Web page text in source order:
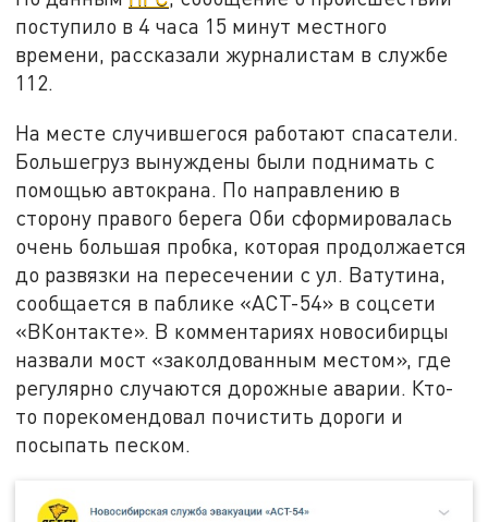
поступило в 4 часа 15 минут местного
времени, рассказали журналистам в службе
112.
На месте случившегося работают спасатели.
Большегруз вынуждены были поднимать с
помощью автокрана. По направлению в
сторону правого берега Оби сформировалась
очень большая пробка, которая продолжается
до развязки на пересечении с ул. Ватутина,
сообщается в паблике «АСТ-54» в соцсети
«ВКонтакте». В комментариях новосибирцы
назвали мост «заколдованным местом», где
регулярно случаются дорожные аварии. Кто-
то порекомендовал почистить дороги и
посыпать песком.